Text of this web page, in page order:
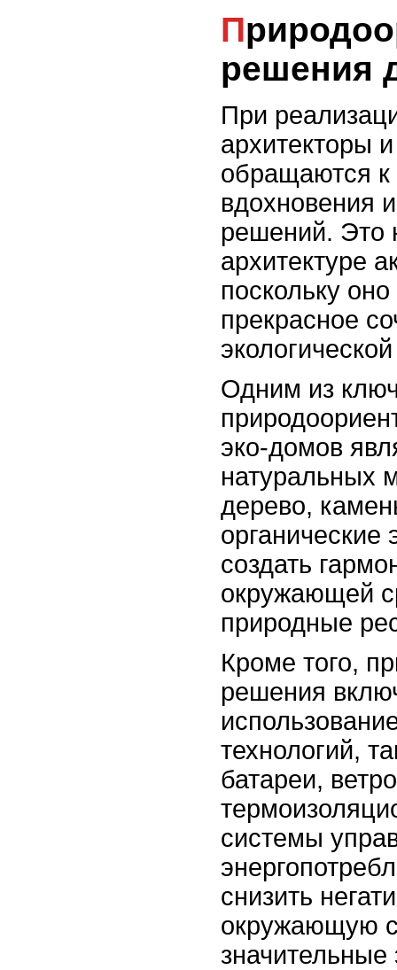
Природоориентированные
решения
При
архитекторы
обращаются к
вдохновения
решений. Это
архитектуре
поскольку
прекрасное
Одним из
эко-домов
натуральных
дерево,
органические
создать
окружающей
природные
Кроме того,
решения
технологий,
батареи,
системы
снизить
окружающую